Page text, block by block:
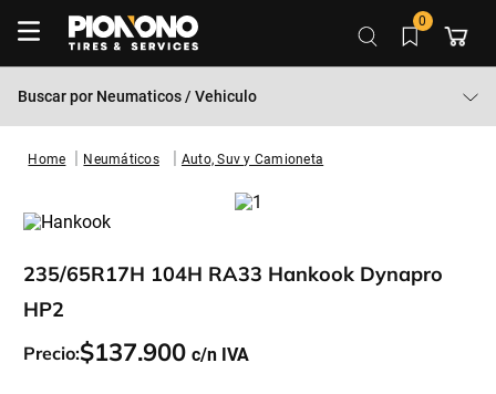
0
Buscar por Neumaticos / Vehiculo
Neumáticos Auto, Suv y Camioneta
235/65R17H 104H RA33 Hankook Dynapro
HP2
Precio:$137.900